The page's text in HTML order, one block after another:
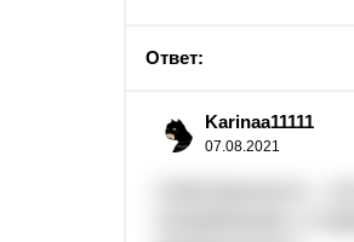
Ответ:
Karinaa11111
07.08.2021